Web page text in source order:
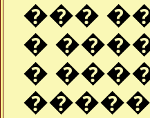
���
�
�